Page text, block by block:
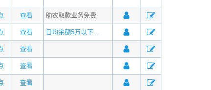
查看 助农取款业务免费
查看 日均余额5万以下...
查看
查看
查看